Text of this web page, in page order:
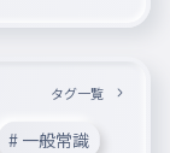
タグ一覧
# 一般常識